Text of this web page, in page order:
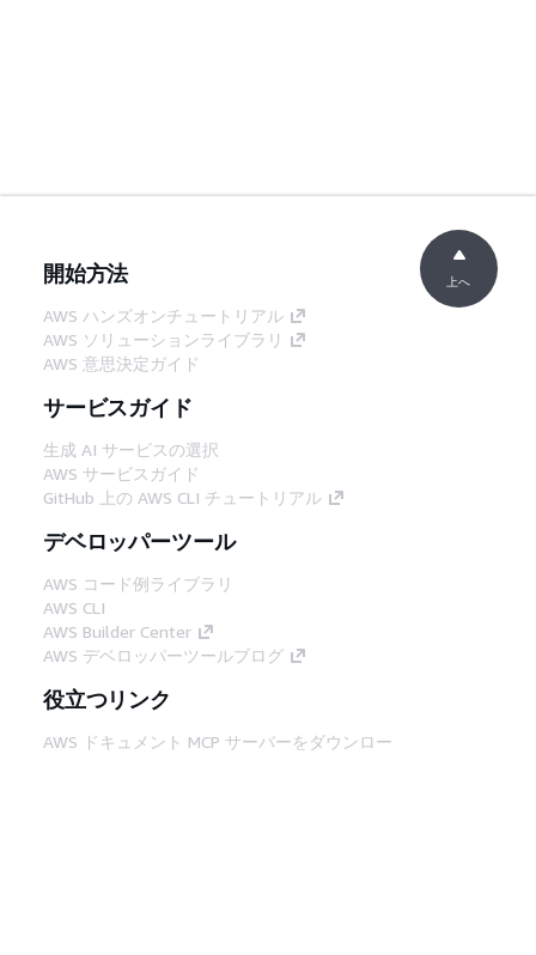
開始方法
AWS ハンズオンチュートリアル
AWS ソリューションライブラリ
AWS 意思決定ガイド
サービスガイド
生成 AI サービスの選択
AWS サービスガイド
GitHub 上の AWS CLI チュートリアル
デベロッパーツール
AWS コード例ライブラリ
AWS CLI
AWS Builder Center
AWS デベロッパーツールブログ
役立つリンク
AWS ドキュメント MCP サーバーをダウンロー
上へ